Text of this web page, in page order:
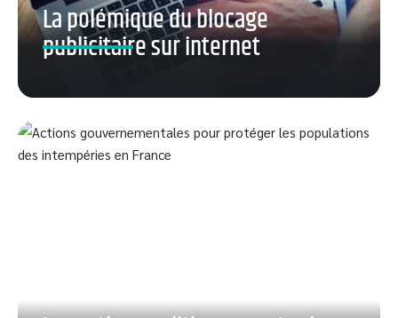
La polémique du blocage
publicitaire sur internet